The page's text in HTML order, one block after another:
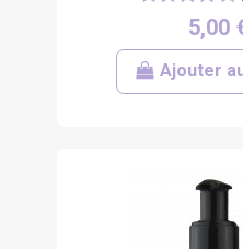
5,00
Ajouter